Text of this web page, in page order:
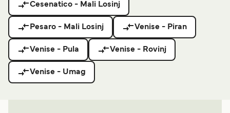
Cesenatico - Mali Losinj
Pesaro - Mali Losinj Venise - Piran
Venise - Pula Venise - Rovinj
Venise - Umag